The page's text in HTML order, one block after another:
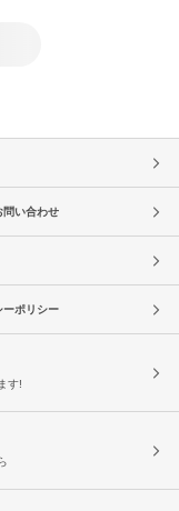
問い合わせ
ーポリシー
す!